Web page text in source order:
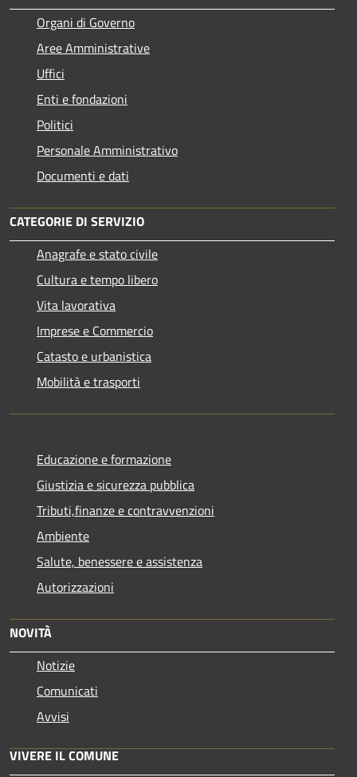
Organi di Governo
Aree Amministrative
Uffici
Enti e fondazioni
Politici
Personale Amministrativo
Documenti e dati
CATEGORIE DI SERVIZIO
Anagrafe e stato civile
Cultura e tempo libero
Vita lavorativa
Imprese e Commercio
Catasto e urbanistica
Mobilità e trasporti
Educazione e formazione
Giustizia e sicurezza pubblica
Tributi,finanze e contravvenzioni
Ambiente
Salute, benessere e assistenza
Autorizzazioni
NOVITÀ
Notizie
Comunicati
Avvisi
VIVERE IL COMUNE